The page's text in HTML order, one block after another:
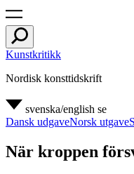
Kunstkritikk
Nordisk konsttidskrift
svenska/english se
Dansk udgaveNorsk utgave
När kroppen